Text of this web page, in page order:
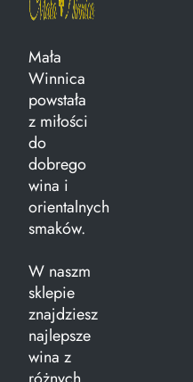
Mała
Winnica
powstała
z miłości
do
dobrego
wina i
orientalnych
smaków.
W naszm
sklepie
znajdziesz
najlepsze
wina z